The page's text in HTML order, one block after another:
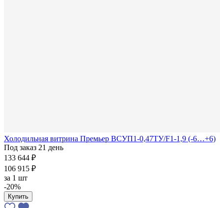
Холодильная витрина Премьер ВСУП1-0,47ТУ/F1-1,9 (-6…+6)
Под заказ 21 день
133 644 ₽
106 915 ₽
за 1 шт
-20%
Купить